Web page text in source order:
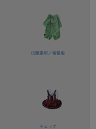
抗菌素材／術後服
チェック